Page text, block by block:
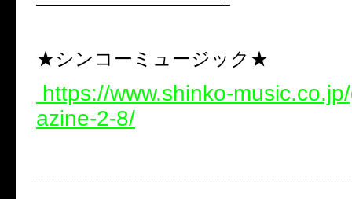
★シンコーミュージック★
https://www.shinko-
azine-2-8/